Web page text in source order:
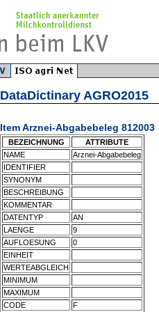
DataDictinary AGRO2015
Item Arznei-Abgabebeleg 812003
BEZEICHNUNG
ATTRIBUTE
NAME
Arznei-Abgabebeleg
IDENTIFIER
SYNONYM
BESCHREIBUNG
KOMMENTAR
DATENTYP
AN
LAENGE
9
AUFLOESUNG
0
EINHEIT
WERTEABGLEICH
MINIMUM
MAXIMUM
CODE
F